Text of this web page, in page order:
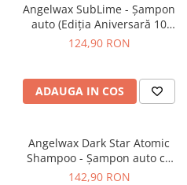
Angelwax SubLime - Şampon
auto (Ediţia Aniversară 10
Years) (500ml)
124,90 RON
ADAUGA IN COS
Angelwax Dark Star Atomic
Shampoo - Şampon auto cu
infuzie de Graphen (500ml)
142,90 RON